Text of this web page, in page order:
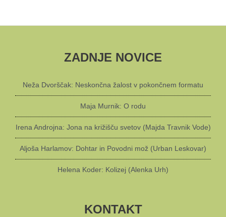
ZADNJE NOVICE
Neža Dvorščak: Neskončna žalost v pokončnem formatu
Maja Murnik: O rodu
Irena Androjna: Jona na križišču svetov (Majda Travnik Vode)
Aljoša Harlamov: Dohtar in Povodni mož (Urban Leskovar)
Helena Koder: Kolizej (Alenka Urh)
KONTAKT